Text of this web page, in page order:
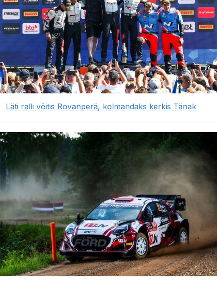
Läti ralli võitis Rovanperä, kolmandaks kerkis Tänak